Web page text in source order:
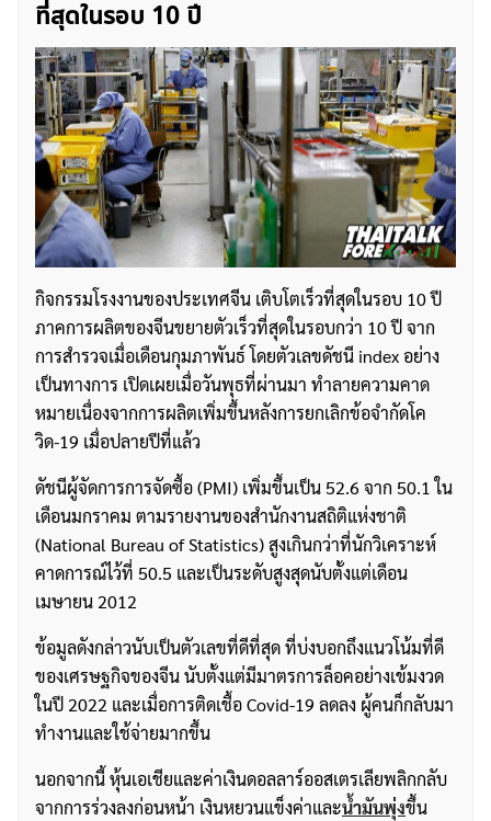
ที่สุดในรอบ 10 ปี
กิจกรรมโรงงานของประเทศจีน เติบโตเร็วที่สุดในรอบ 10 ปี
ภาคการผลิตของจีนขยายตัวเร็วที่สุดในรอบกว่า 10 ปี จาก
การสำรวจเมื่อเดือนกุมภาพันธ์ โดยตัวเลขดัชนี index อย่าง
เป็นทางการ เปิดเผยเมื่อวันพุธที่ผ่านมา ทำลายความคาด
หมายเนื่องจากการผลิตเพิ่มขึ้นหลังการยกเลิกข้อจำกัดโค
วิด-19 เมื่อปลายปีที่แล้ว
ดัชนีผู้จัดการการจัดซื้อ (PMI) เพิ่มขึ้นเป็น 52.6 จาก 50.1 ใน
เดือนมกราคม ตามรายงานของสำนักงานสถิติแห่งชาติ
(National Bureau of Statistics) สูงเกินกว่าที่นักวิเคราะห์
คาดการณ์ไว้ที่ 50.5 และเป็นระดับสูงสุดนับตั้งแต่เดือน
เมษายน 2012
ข้อมูลดังกล่าวนับเป็นตัวเลขที่ดีที่สุด ที่บ่งบอกถึงแนวโน้มที่ดี
ของเศรษฐกิจของจีน นับตั้งแต่มีมาตรการล็อคอย่างเข้มงวด
ในปี 2022 และเมื่อการติดเชื้อ Covid-19 ลดลง ผู้คนก็กลับมา
ทำงานและใช้จ่ายมากขึ้น
นอกจากนี้ หุ้นเอเชียและค่าเงินดอลลาร์ออสเตรเลียพลิกกลับ
จากการร่วงลงก่อนหน้า เงินหยวนแข็งค่าและน้ำมันพุ่งขึ้น